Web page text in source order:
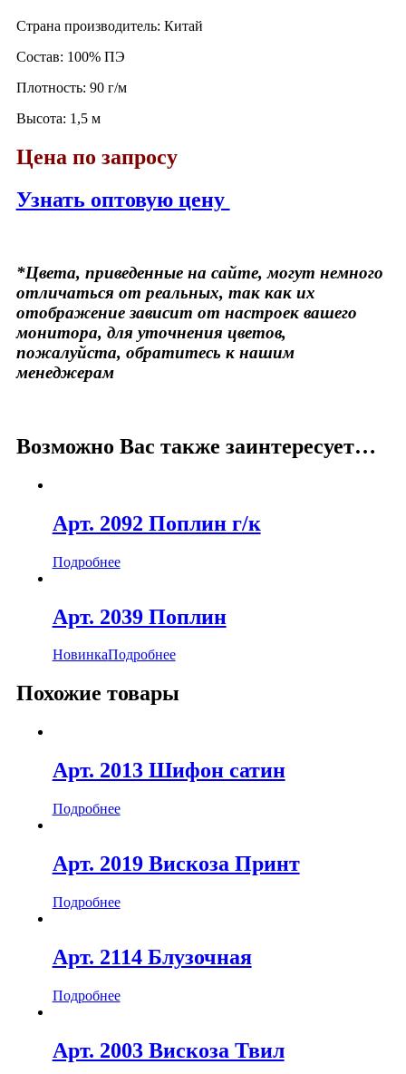
Страна производитель: Китай
Состав: 100% ПЭ
Плотность: 90 г/м
Высота: 1,5 м
Цена по запросу
Узнать оптовую цену
*Цвета, приведенные на сайте, могут немного
отличаться от реальных, так как их
отображение зависит от настроек вашего
монитора, для уточнения цветов,
пожалуйста, обратитесь к нашим
менеджерам
Возможно Вас также заинтересует…
Арт. 2092 Поплин г/к
Подробнее
Арт. 2039 Поплин
НовинкаПодробнее
Похожие товары
Арт. 2013 Шифон сатин
Подробнее
Арт. 2019 Вискоза Принт
Подробнее
Арт. 2114 Блузочная
Подробнее
Арт. 2003 Вискоза Твил